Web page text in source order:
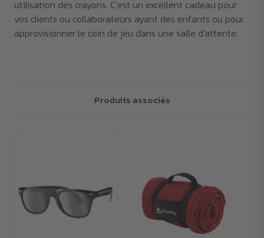
utilisation des crayons. C'est un excellent cadeau pour
vos clients ou collaborateurs ayant des enfants ou pour
approvisionner le coin de jeu dans une salle d'attente.
Produits associés